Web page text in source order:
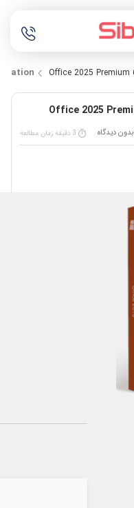
Office 2025 Premium
Office 2025
بدون دیدگاه 3 دقیقه زمان مطالعه